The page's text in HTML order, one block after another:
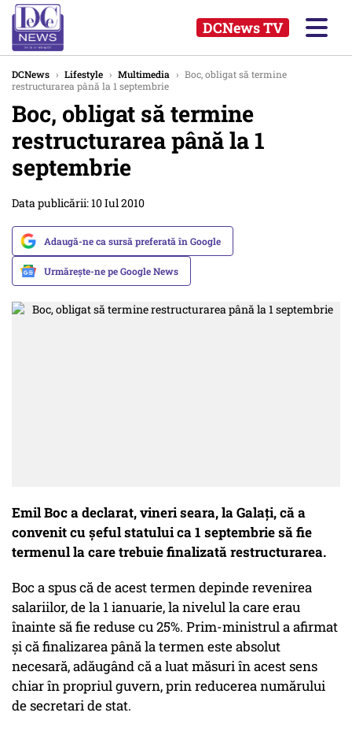
DCNews TV
DCNews › Lifestyle › Multimedia › Boc, obligat să termine
restructurarea până la 1 septembrie
Boc, obligat să termine
restructurarea până la 1
septembrie
Data publicării: 10 Iul 2010
Adaugă-ne ca sursă preferată în Google
Urmărește-ne pe Google News
Emil Boc a declarat, vineri seara, la Galaţi, că a
convenit cu șeful statului ca 1 septembrie să fie
termenul la care trebuie finalizată restructurarea.
Boc a spus că de acest termen depinde revenirea
salariilor, de la 1 ianuarie, la nivelul la care erau
înainte să fie reduse cu 25%. Prim-ministrul a afirmat
și că finalizarea până la termen este absolut
necesară, adăugând că a luat măsuri în acest sens
chiar în propriul guvern, prin reducerea numărului
de secretari de stat.